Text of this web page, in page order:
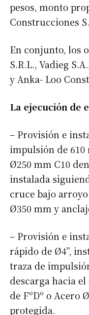
pesos, monto
Construcciones
En conjunto, los
S.R.L., Vadieg
y Anka- Loo
La ejecución de
– Provisión e
impulsión de 610
Ø250 mm C10
instalada
cruce bajo arroyo
Ø350 mm y
– Provisión e
rápido de Ø4”,
traza de
descarga hacia
de FºDº o Acero
protegida.